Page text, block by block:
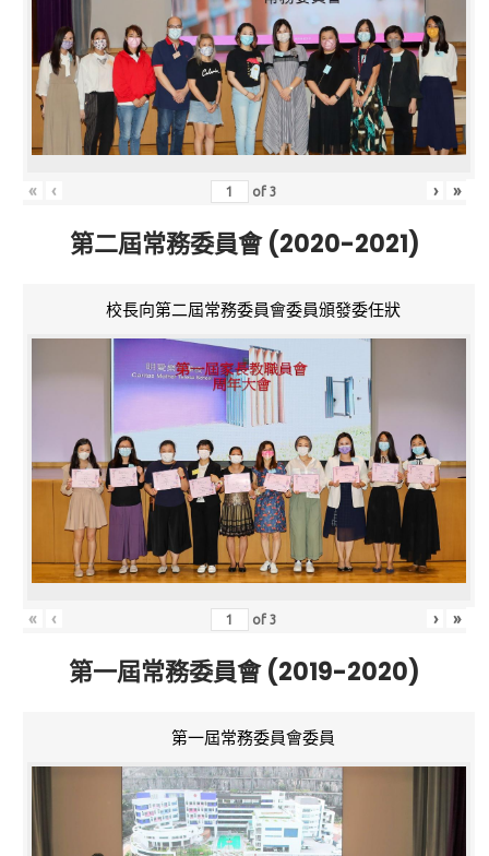
« ‹ of3 › »
第二屆常務委員會 (2020-2021)
校長向第二屆常務委員會委員頒發委任狀
« ‹ of3 › »
第一屆常務委員會 (2019-2020)
第一屆常務委員會委員